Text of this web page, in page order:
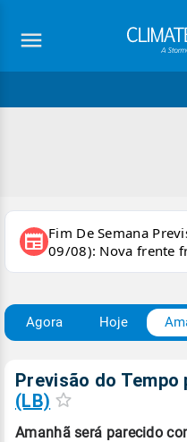
newspaper Fim De Semana
09/08): Nova frente
para áreas do país
Agora Hoje
Previsão do Tempo
(LB)
Amanhã será parecido